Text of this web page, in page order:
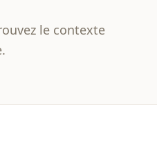
le contexte